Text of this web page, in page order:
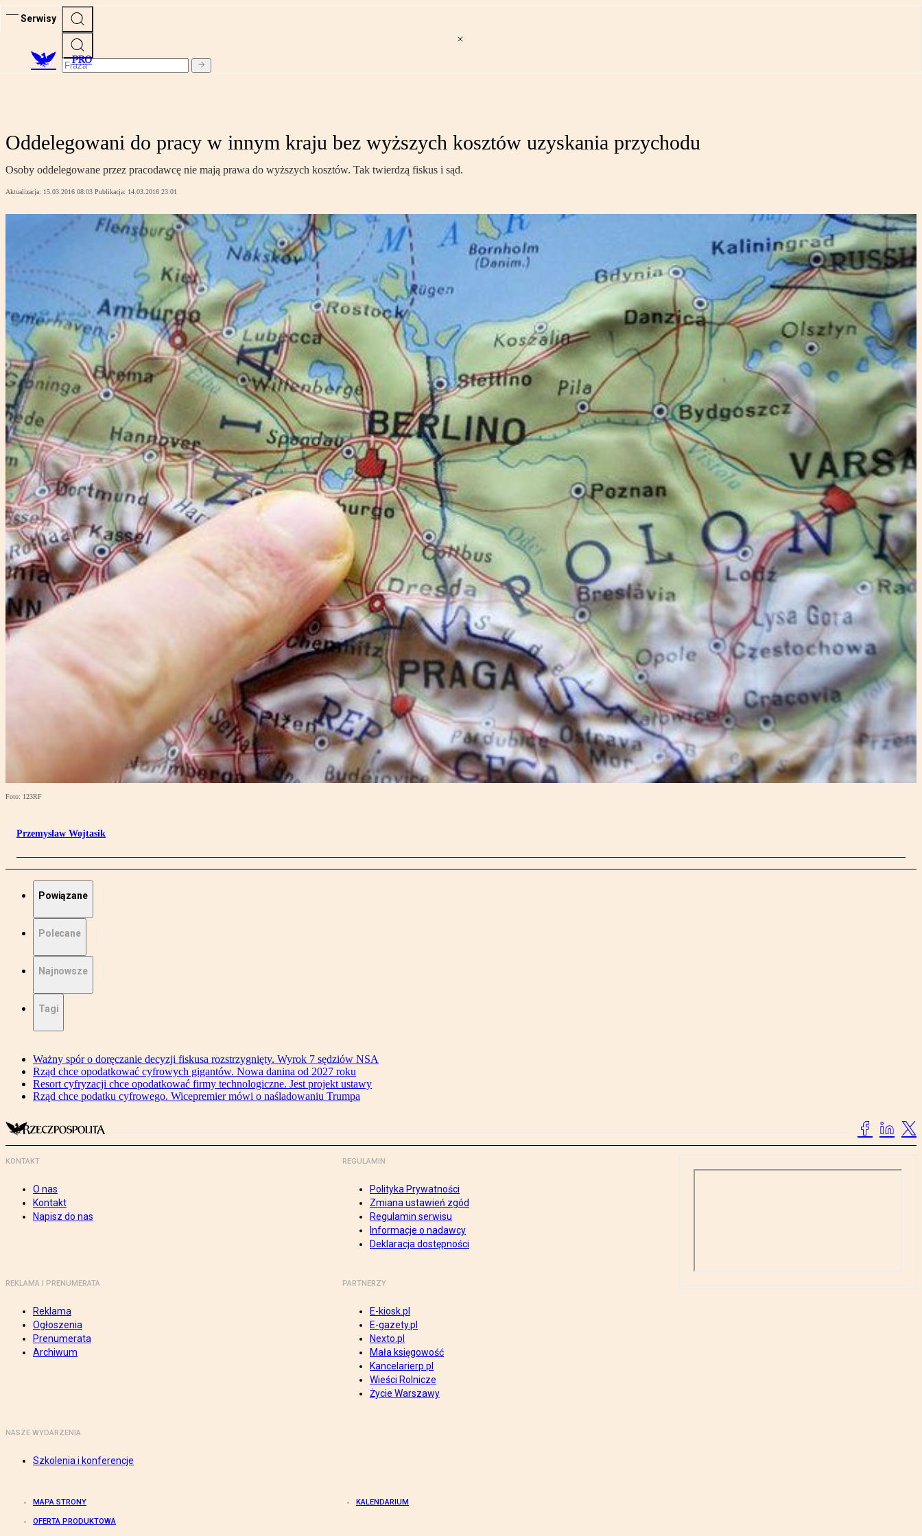
Serwisy
PRO
Oddelegowani do pracy w innym kraju bez wyższych kosztów uzyskania przychodu
Osoby oddelegowane przez pracodawcę nie mają prawa do wyższych kosztów. Tak twierdzą fiskus i sąd.
Aktualizacja: 15.03.2016 08:03 Publikacja: 14.03.2016 23:01
Foto: 123RF
Przemysław Wojtasik
Powiązane
Polecane
Najnowsze
Tagi
Ważny spór o doręczanie decyzji fiskusa rozstrzygnięty. Wyrok 7 sędziów NSA
Rząd chce opodatkować cyfrowych gigantów. Nowa danina od 2027 roku
Resort cyfryzacji chce opodatkować firmy technologiczne. Jest projekt ustawy
Rząd chce podatku cyfrowego. Wicepremier mówi o naśladowaniu Trumpa
KONTAKT
O nas
Kontakt
Napisz do nas
REGULAMIN
Polityka Prywatności
Zmiana ustawień zgód
Regulamin serwisu
Informacje o nadawcy
Deklaracja dostępności
REKLAMA I PRENUMERATA
Reklama
Ogłoszenia
Prenumerata
Archiwum
PARTNERZY
E-kiosk.pl
E-gazety.pl
Nexto.pl
Mała księgowość
Kancelarierp.pl
Wieści Rolnicze
Życie Warszawy
NASZE WYDARZENIA
Szkolenia i konferencje
MAPA STRONY KALENDARIUM
OFERTA PRODUKTOWA